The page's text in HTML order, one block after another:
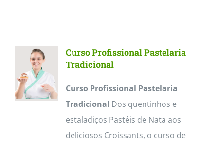
Curso Profissional Pastelaria
Tradicional
Curso Profissional Pastelaria
Tradicional Dos quentinhos e
estaladiços Pastéis de Nata aos
deliciosos Croissants, o curso de